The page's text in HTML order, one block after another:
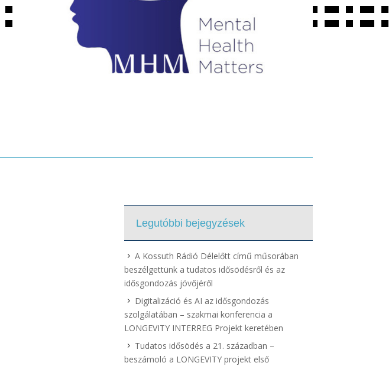
Legutóbbi bejegyzések
A Kossuth Rádió Délelőtt című műsorában
beszélgettünk a tudatos idősödésről és az
idősgondozás jövőjéről
Digitalizáció és AI az idősgondozás
szolgálatában – szakmai konferencia a
LONGEVITY INTERREG Projekt keretében
Tudatos idősödés a 21. században –
beszámoló a LONGEVITY projekt első